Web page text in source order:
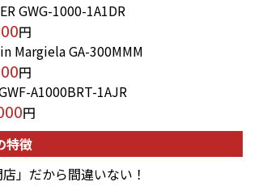
GWG-1000-1A1DR
円
Margiela GA-300MMM
円
A1000BRT-1AJR
円
特徴
」だから間違いない！